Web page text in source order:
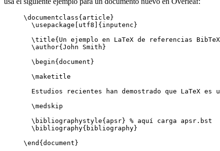
\documentclass{ article }
\usepackage
utf8 ]{ inputenc }
\title{Un ejemplo en LaTeX de referencias
\author{John Smith}
\begin{ document }
\maketitle
Estudios recientes han demostrado que LaTeX
\medskip
\bibliographystyle{apsr} % aquí carga apsr.bst
\bibliography{bibliography}
\end { document }